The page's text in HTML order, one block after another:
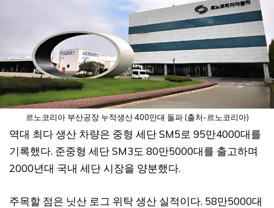
르노코리아 부산공장 누적생산 400만대 돌파 (출처-르노코리아)
역대 최다 생산 차량은 중형 세단 SM5로 95만4000대를
기록했다. 준중형 세단 SM3도 80만5000대를 출고하며
2000년대 국내 세단 시장을 양분했다.
주목할 점은 닛산 로그 위탁 생산 실적이다. 58만5000대